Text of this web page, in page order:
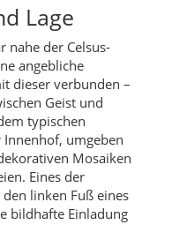
Lage
nahe der Celsus-
angebliche
dieser verbunden –
Geist und
typischen
umgeben
Mosaiken
Eines der
linken Fuß eines
bildhafte Einladung